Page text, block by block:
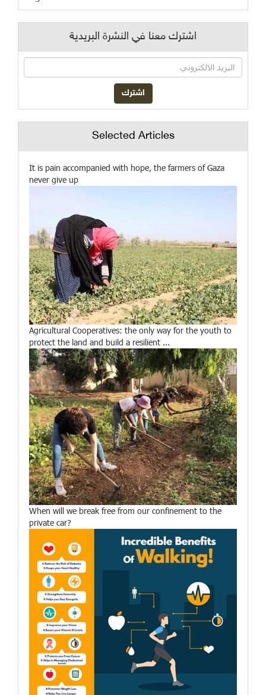
اشترك معنا في النشرة البريدية
Selected Articles
It is pain accompanied with hope, the farmers of Gaza
never give up
Agricultural Cooperatives: the only way for the youth to
protect the land and build a resilient ...
When will we break free from our confinement to the
private car?